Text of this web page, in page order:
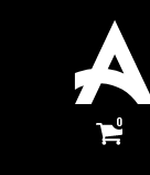
0